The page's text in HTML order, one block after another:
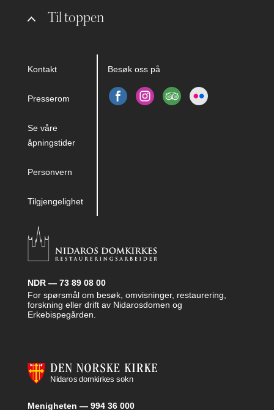
Til toppen
Kontakt
Presserom
Se våre
åpningstider
Personvern
Tilgjengelighet
Besøk oss på
NDR — 73 89 08 00
For spørsmål om besøk, omvisninger, restaurering,
forskning eller drift av Nidarosdomen og
Erkebispegården.
Menigheten — 994 36 000